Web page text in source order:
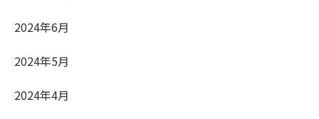
2024年6月
2024年5月
2024年4月